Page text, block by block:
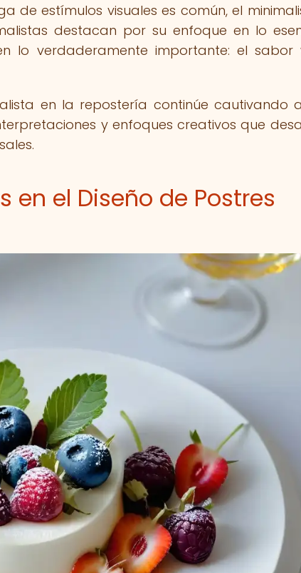
de estímulos visuales es común, el
destacan por su enfoque en lo
lo verdaderamente importante: el sabor
en la repostería continúe cautivando
y enfoques creativos que
en el Diseño de Postres